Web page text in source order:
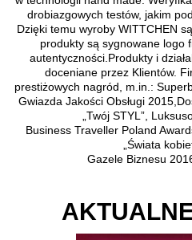
drobiazgowych testów, jakim
Dzięki temu wyroby WITTCHEN
produkty są sygnowane logo
autentyczności.Produkty i
doceniane przez Klientów.
prestiżowych nagród, m.in.:
Gwiazda Jakości Obsługi
„Twój STYL”,
Business Traveller Poland
„Świata
Gazele Biznesu